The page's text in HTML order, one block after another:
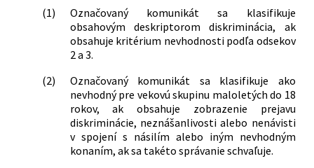
(1)
Označovaný komunikát sa klasifikuje
obsahovým deskriptorom diskriminácia, ak
obsahuje kritérium nevhodnosti podľa odsekov
2 a 3.
(2)
Označovaný komunikát sa klasifikuje ako
nevhodný pre vekovú skupinu maloletých do 18
rokov, ak obsahuje zobrazenie prejavu
diskriminácie, neznášanlivosti alebo nenávisti
v spojení s násilím alebo iným nevhodným
konaním, ak sa takéto správanie schvaľuje.